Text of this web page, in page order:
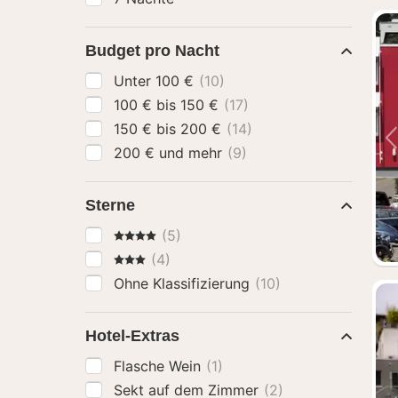
Budget pro Nacht
Unter 100 € (10)
100 € bis 150 € (17)
150 € bis 200 € (14)
200 € und mehr (9)
Sterne
4 Sterne(5)
3 Sterne
(4)
Ohne Klassifizierung (10)
Hotel-Extras
Flasche Wein (1)
Sekt auf dem Zimmer (2)